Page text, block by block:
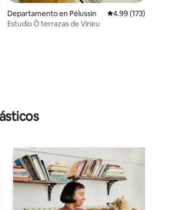
Departamento en Pélussin Calificación promedio:
4.99 (173)
Estudio Ô terrazas de Virieu